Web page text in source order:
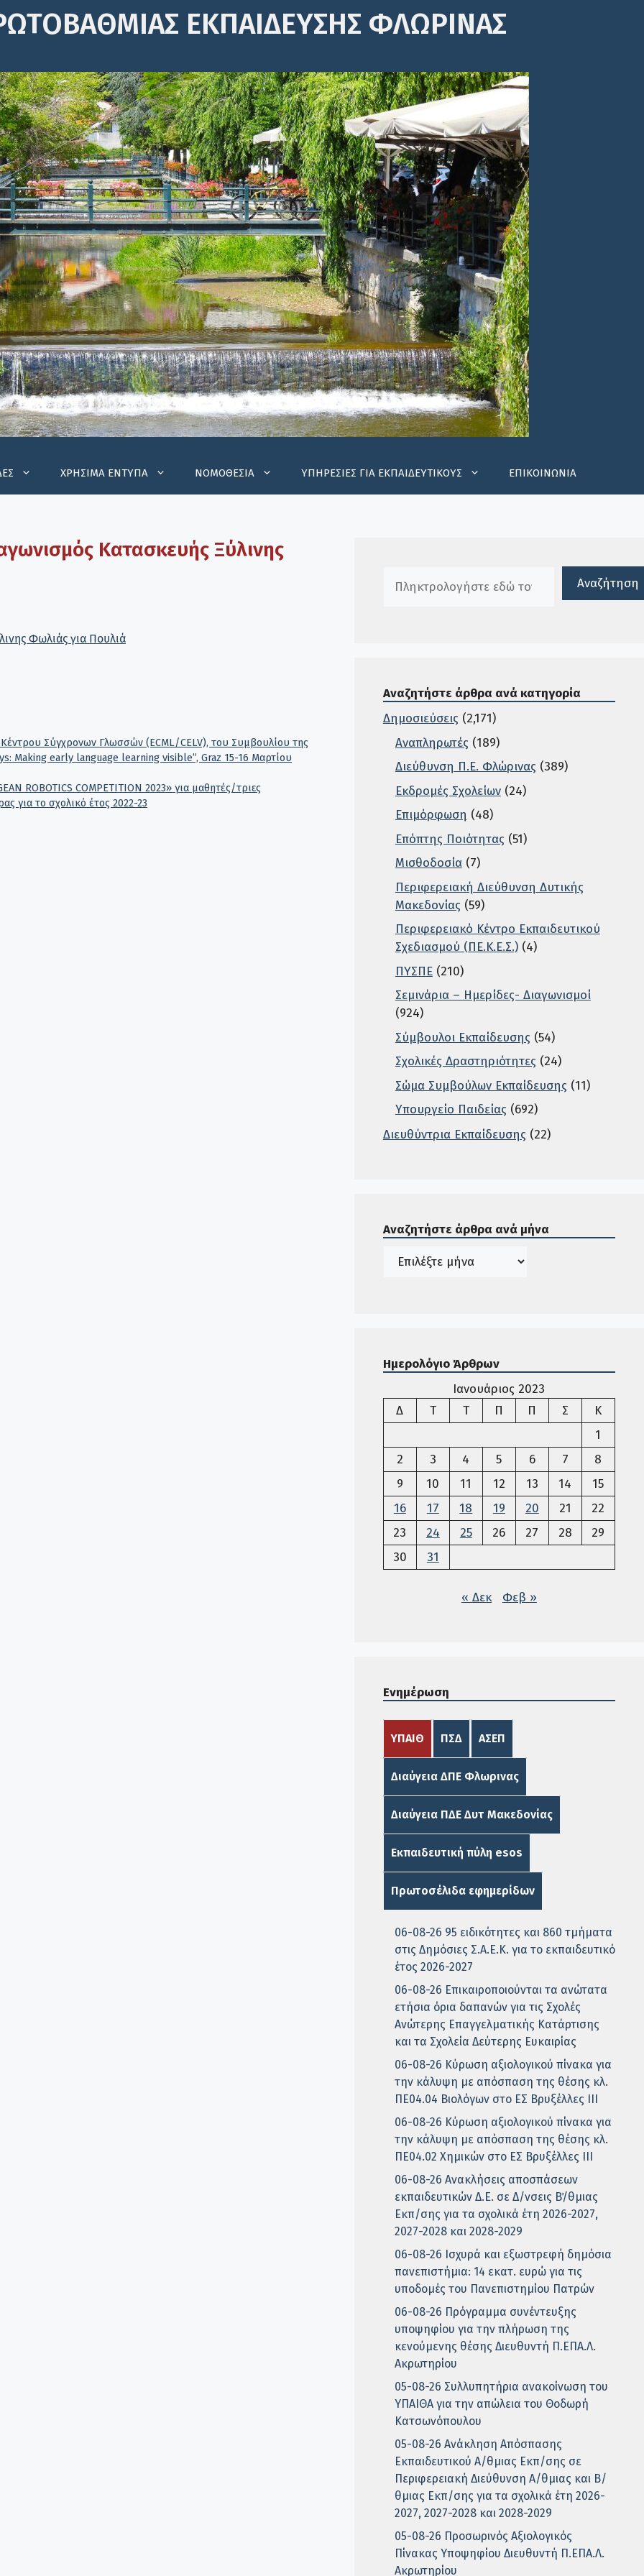
ΕΚΠΑΊΔΕΥΣΗΣ ΦΛΩΡΙΝΑΣ
ΧΡΗΣΙΜΑ ΕΝΤΥΠΑ ΝΟΜΟΘΕΣΙΑ ΥΠΗΡΕΣΙΕΣ ΓΙΑ ΕΚΠΑΙΔΕΥΤΙΚΟΥΣ ΕΠΙΚΟΙΝΩΝΙΑ
Κατασκευής Ξύλινης
Φωλιάς για Πουλιά
Σύγχρονων Γλωσσών (ECML/CELV), του Συμβουλίου της
Making early language learning visible”, Graz 15-16 Μαρτίου
ROBOTICS COMPETITION 2023» για μαθητές/τριες
για το σχολικό έτος 2022-23
Αναζήτηση
Αναζητήστε άρθρα ανά κατηγορία
Δημοσιεύσεις (2,171)
Αναπληρωτές (189)
Διεύθυνση Π.Ε. Φλώρινας (389)
Εκδρομές Σχολείων(24)
Επιμόρφωση (48)
Επόπτης Ποιότητας (51)
Μισθοδοσία(7)
Περιφερειακή Διεύθυνση Δυτικής
Μακεδονίας (59)
Περιφερειακό Κέντρο Εκπαιδευτικού
Σχεδιασμού (ΠΕ.Κ.Ε.Σ.)(4)
ΠΥΣΠΕ(210)
Σεμινάρια – Ημερίδες- Διαγωνισμοί
(924)
Σύμβουλοι Εκπαίδευσης (54)
Σχολικές Δραστηριότητες (24)
Σώμα Συμβούλων Εκπαίδευσης (11)
Υπουργείο Παιδείας (692)
Διευθύντρια Εκπαίδευσης (22)
Αναζητήστε άρθρα ανά μήνα
Ιστορικό
Ημερολόγιο Άρθρων
Ιανουάριος 2023
ΔΔευτέρα
ΤΤρίτηΤΤετάρτη
Π Πέμπτη
Π Παρασκευή
ΣΣάββατο
Κ
1
2
3 4 5 6 7
8
9
10 11 12 13 14
15
16
17 18 19 20 21
22
23
24 25 26 27 28
29
30
31
« Δεκ Φεβ »
Ενημέρωση
ΥΠΑΙΘ ΠΣΔ ΑΣΕΠ
Διαύγεια ΔΠΕ Φλωρινας
Διαύγεια ΠΔΕ Δυτ Μακεδονίας
Εκπαιδευτική πύλη esos
Πρωτοσέλιδα εφημερίδων
06-08-26 95 ειδικότητες και 860 τμήματα
στις Δημόσιες Σ.Α.Ε.Κ. για το εκπαιδευτικό
έτος 2026-2027
06-08-26 Επικαιροποιούνται τα ανώτατα
ετήσια όρια δαπανών για τις Σχολές
Ανώτερης Επαγγελματικής Κατάρτισης
και τα Σχολεία Δεύτερης Ευκαιρίας
06-08-26 Κύρωση αξιολογικού πίνακα για
την κάλυψη με απόσπαση της θέσης κλ.
ΠΕ04.04 Βιολόγων στο ΕΣ Βρυξέλλες ΙΙΙ
06-08-26 Κύρωση αξιολογικού πίνακα για
την κάλυψη με απόσπαση της θέσης κλ.
ΠΕ04.02 Χημικών στο ΕΣ Βρυξέλλες ΙΙΙ
06-08-26 Ανακλήσεις αποσπάσεων
εκπαιδευτικών Δ.Ε. σε Δ/νσεις Β΄/θμιας
Εκπ/σης για τα σχολικά έτη 2026-2027,
2027-2028 και 2028-2029
06-08-26 Ισχυρά και εξωστρεφή δημόσια
πανεπιστήμια: 14 εκατ. ευρώ για τις
υποδομές του Πανεπιστημίου Πατρών
06-08-26 Πρόγραμμα συνέντευξης
υποψηφίου για την πλήρωση της
κενούμενης θέσης Διευθυντή Π.ΕΠΑ.Λ.
Ακρωτηρίου
05-08-26 Συλλυπητήρια ανακοίνωση του
ΥΠΑΙΘΑ για την απώλεια του Θοδωρή
Κατσωνόπουλου
05-08-26 Ανάκληση Απόσπασης
Εκπαιδευτικού Α/θμιας Εκπ/σης σε
Περιφερειακή Διεύθυνση Α/θμιας και Β/
θμιας Εκπ/σης για τα σχολικά έτη 2026-
2027, 2027-2028 και 2028-2029
05-08-26 Προσωρινός Αξιολογικός
Πίνακας Υποψηφίου Διευθυντή Π.ΕΠΑ.Λ.
Ακρωτηρίου